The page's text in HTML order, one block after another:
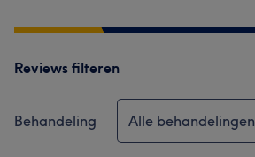
Reviews filteren
Behandeling Alle behandelingen